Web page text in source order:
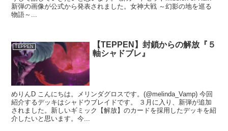
新弾の画像が公式から発表されました。女神大戦 ～幻影の地を巡る
物語～...
TEPPEN
【TEPPEN】封鎖からの解放『５
軸シャドブレ』
めりんD こんにちは。メリンダグロスです。(@melinda_Vamp) 今回
紹介するデッキはシャドウブレイドです。 ３月に入り、新弾が追加
されました。新しいギミック【解放】のカードを採用したデッキを紹
介したいと思います。今...